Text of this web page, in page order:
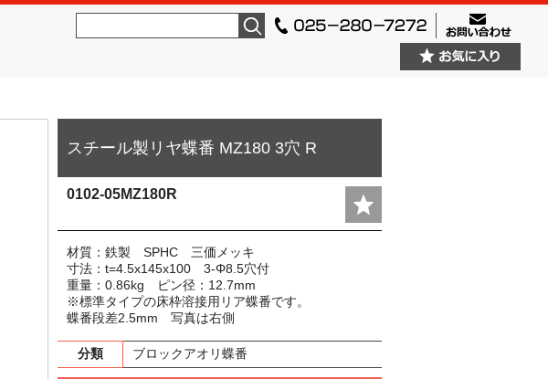
CO.,LTD.
スチール製リヤ蝶番 MZ180 3穴 R
0102-05MZ180R
材質：鉄製 SPHC 三価メッキ
寸法：t=4.5x145x100 3-Φ8.5穴付
重量：0.86kg ピン径：12.7mm
※標準タイプの床枠溶接用リア蝶番です。
蝶番段差2.5mm 写真は右側
分類 ブロックアオリ蝶番